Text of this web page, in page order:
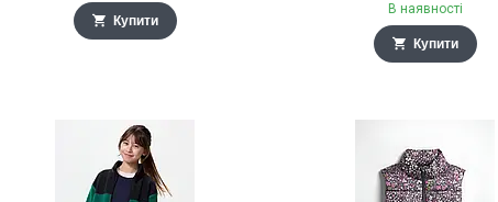
Купити
В наявності
Купити